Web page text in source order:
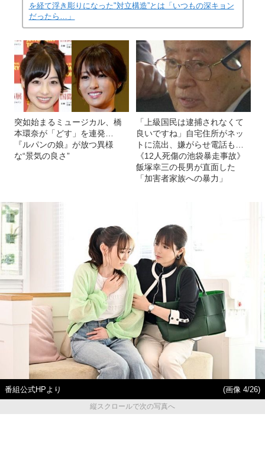
を経て浮き彫りになった"対立構造”とは「いつもの深キョン
だったら…」
突如始まるミュージカル、橋
本環奈が「どす」を連発…
『ルパンの娘』が放つ異様
な“景気の良さ”
「上級国民は逮捕されなくて
良いですね」自宅住所がネッ
トに流出、嫌がらせ電話も…
《12人死傷の池袋暴走事故》
飯塚幸三の長男が直面した
「加害者家族への暴力」
番組公式HPより
(画像 4/26)
縦スクロールで次の写真へ